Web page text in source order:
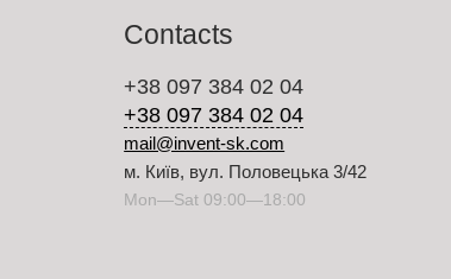
Contacts
+38 097 384 02 04
+38 097 384 02 04
mail@invent-sk.com
м. Київ, вул. Половецька 3/42
Mon—Sat 09:00—18:00